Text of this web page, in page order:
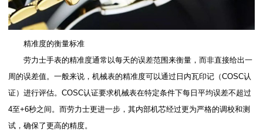
精准度的衡量标准
劳力士手表的精准度通常以每天的误差范围来衡量，而非直接给出一
周的误差值。一般来说，机械表的精准度可以通过日内瓦印记（COSC认
证）进行评估。COSC认证要求机械表在特定条件下每日平均误差不超过
4至+6秒之间。而劳力士更进一步，其内部机芯经过更为严格的调校和测
试，确保了更高的精度。